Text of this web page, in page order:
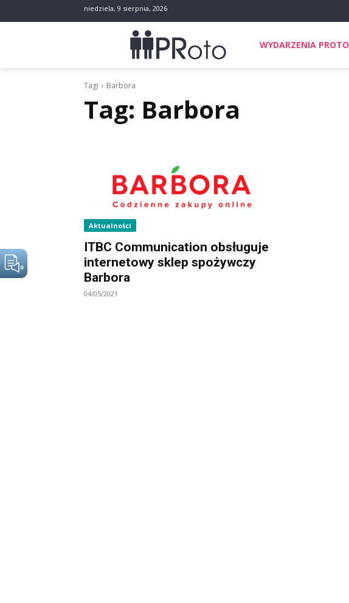
niedziela, 9 sierpnia, 2026
WYDARZENIA PROTO
Tagi Barbora
Tag: Barbora
Aktualności
ITBC Communication obsługuje
internetowy sklep spożywczy
Barbora
04/05/2021